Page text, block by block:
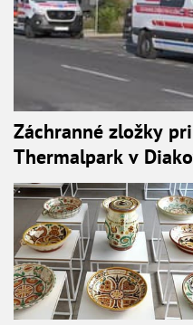
Záchranné zložky
Thermalpark v